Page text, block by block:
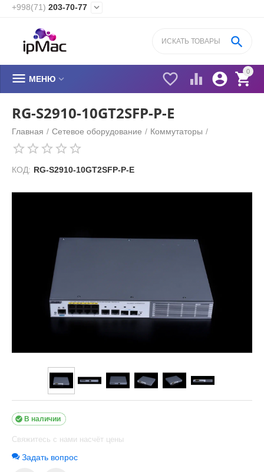
+998(71) 203-70-77 
0


 

 МЕНЮ 
RG-S2910-10GT2SFP-P-E
Главная / Сетевое оборудование / Коммутаторы /
КОД: RG-S2910-10GT2SFP-P-E
В наличии

Свяжитесь с нами насчёт цены
Задать вопрос